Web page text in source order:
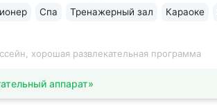
— Дом-музей Лермонтова, Цветник,
Спа Тренажерный зал Караоке
хорошая развлекательная программа
аппарат»